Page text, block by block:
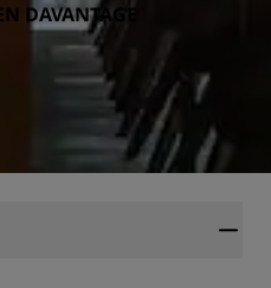
DAVANTAGE